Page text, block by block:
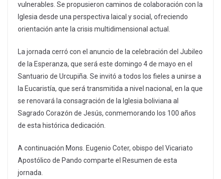
vulnerables. Se propusieron caminos de colaboración con la
Iglesia desde una perspectiva laical y social, ofreciendo
orientación ante la crisis multidimensional actual.
La jornada cerró con el anuncio de la celebración del Jubileo
de la Esperanza, que será este domingo 4 de mayo en el
Santuario de Urcupiña. Se invitó a todos los fieles a unirse a
la Eucaristía, que será transmitida a nivel nacional, en la que
se renovará la consagración de la Iglesia boliviana al
Sagrado Corazón de Jesús, conmemorando los 100 años
de esta histórica dedicación.
A continuación Mons. Eugenio Coter, obispo del Vicariato
Apostólico de Pando comparte el Resumen de esta
jornada.